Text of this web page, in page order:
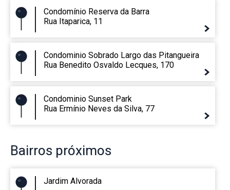
Condomínio Reserva da Barra
Rua Itaparica, 11
Condominio Sobrado Largo das Pitangueira
Rua Benedito Osvaldo Lecques, 170
Condominio Sunset Park
Rua Ermínio Neves da Silva, 77
Bairros próximos
Jardim Alvorada